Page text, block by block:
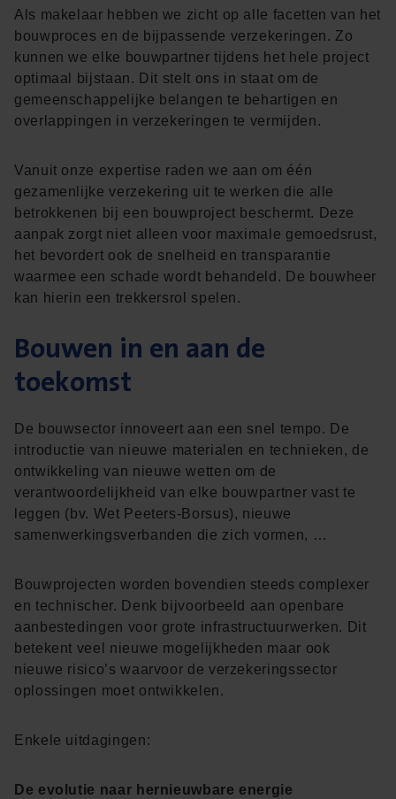
Als makelaar hebben we zicht op alle facetten van het
bouwproces en de bijpassende verzekeringen. Zo
kunnen we elke bouwpartner tijdens het hele project
optimaal bijstaan. Dit stelt ons in staat om de
gemeenschappelijke belangen te behartigen en
overlappingen in verzekeringen te vermijden.
Vanuit onze expertise raden we aan om één
gezamenlijke verzekering uit te werken die alle
betrokkenen bij een bouwproject beschermt. Deze
aanpak zorgt niet alleen voor maximale gemoedsrust,
het bevordert ook de snelheid en transparantie
waarmee een schade wordt behandeld. De bouwheer
kan hierin een trekkersrol spelen.
Bouwen in en aan de
toekomst
De bouwsector innoveert aan een snel tempo. De
introductie van nieuwe materialen en technieken, de
ontwikkeling van nieuwe wetten om de
verantwoordelijkheid van elke bouwpartner vast te
leggen (bv. Wet Peeters-Borsus), nieuwe
samenwerkingsverbanden die zich vormen, …
Bouwprojecten worden bovendien steeds complexer
en technischer. Denk bijvoorbeeld aan openbare
aanbestedingen voor grote infrastructuurwerken. Dit
betekent veel nieuwe mogelijkheden maar ook
nieuwe risico’s waarvoor de verzekeringssector
oplossingen moet ontwikkelen.
Enkele uitdagingen:
De evolutie naar hernieuwbare energie